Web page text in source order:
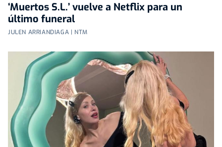
‘Muertos S.L.’ vuelve a Netflix para un
último funeral
JULEN ARRIANDIAGA | NTM